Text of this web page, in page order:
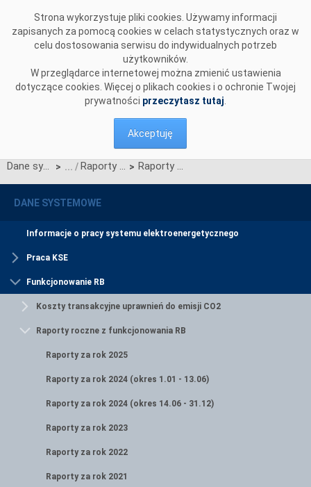
Strona wykorzystuje pliki cookies. Używamy informacji
zapisanych za pomocą cookies w celach statystycznych oraz w
celu dostosowania serwisu do indywidualnych potrzeb
użytkowników.
W przeglądarce internetowej można zmienić ustawienia
dotyczące cookies. Więcej o plikach cookies i o ochronie Twojej
prywatności przeczytasz tutaj
Akceptuję
Dane systemowe > Raporty roczne z funkcjonowania RB > Raporty za rok 2019
DANE SYSTEMOWE
Informacje o pracy systemu elektroenergetycznego
Praca KSE
Funkcjonowanie RB
Koszty transakcyjne uprawnień do emisji CO2
Raporty roczne z funkcjonowania RB
Raporty za rok 2025
Raporty za rok 2024 (okres 1.01 - 13.06)
Raporty za rok 2024 (okres 14.06 - 31.12)
Raporty za rok 2023
Raporty za rok 2022
Raporty za rok 2021